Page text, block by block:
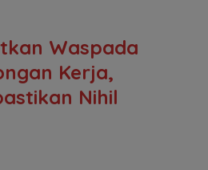
Waspada
Kerja,
Nihil